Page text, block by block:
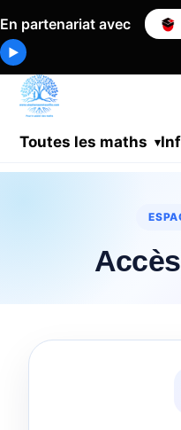
En partenariat avec
▶
Toutes les maths